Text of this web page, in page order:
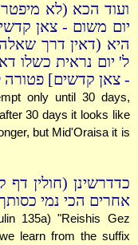
ועוד הכא (לא
יום משום - צאן
היא (דאין דרך
ל' יום נראית כשלו
- צאן קדשים] פטורה
only until 30 days,
30 days it looks like
but Mid'Oraisa it is
כדדרשינן (חולין
אחרים הכי נמי
135a) "Reishis Gez
learn from the suffix